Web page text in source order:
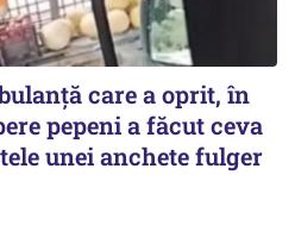
care a oprit, în
pepeni a făcut ceva
unei anchete fulger